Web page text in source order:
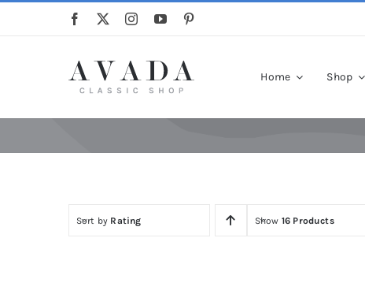
Home Shop
Sort by Rating Show 16 Products